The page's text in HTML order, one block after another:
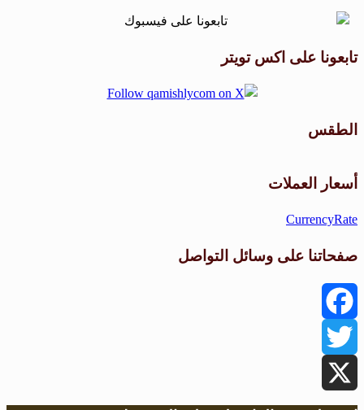
تابعونا على اكس تويتر
الطقس
أسعار العملات
CurrencyRate
صفحاتنا على وسائل التواصل
Facebook
Twitter